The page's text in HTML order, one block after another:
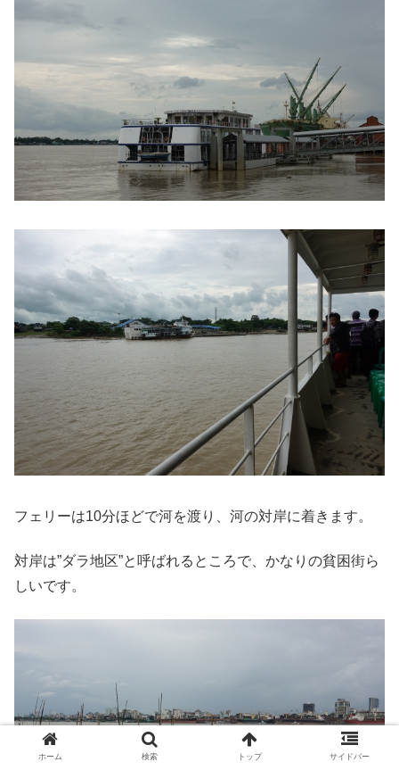
フェリーは10分ほどで河を渡り、河の対岸に着きます。
対岸は”ダラ地区”と呼ばれるところで、かなりの貧困街ら
しいです。
ホーム 検索 トップ サイドバー